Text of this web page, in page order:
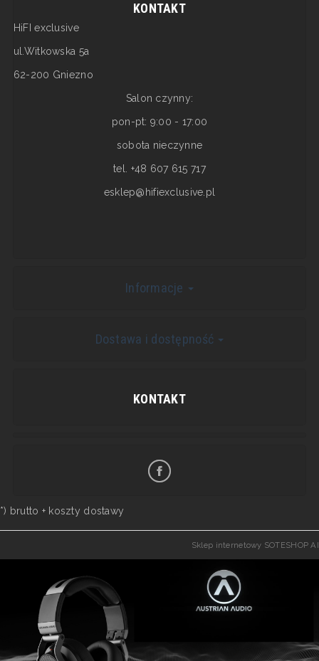
KONTAKT
HiFI exclusive
ul.Witkowska 5a
62-200 Gniezno
Salon czynny:
pon-pt: 9:00 - 17:00
sobota nieczynne
tel. +48 607 615 717
esklep@hifiexclusive.pl
Informacje
Dostawa i dostępność
KONTAKT
*) brutto + koszty dostawy
Sklep internetowy SOTESHOP AI